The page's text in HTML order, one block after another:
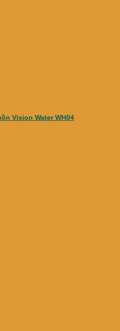
Vision Water WH04